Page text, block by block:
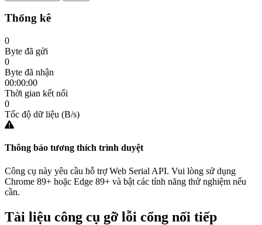
Thống kê
0
Byte đã gửi
0
Byte đã nhận
00:00:00
Thời gian kết nối
0
Tốc độ dữ liệu (B/s)
Thông báo tương thích trình duyệt
Công cụ này yêu cầu hỗ trợ Web Serial API. Vui lòng sử dụng
Chrome 89+ hoặc Edge 89+ và bật các tính năng thử nghiệm nếu
cần.
Tài liệu công cụ gỡ lỗi cổng nối tiếp